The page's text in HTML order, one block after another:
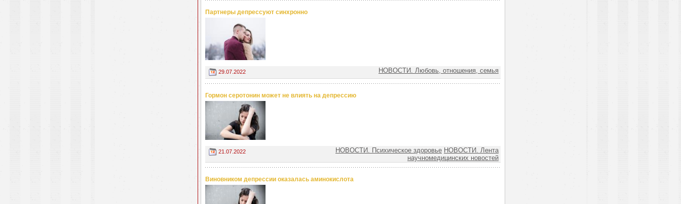
Партнеры депрессуют синхронно
29.07.2022 НОВОСТИ. Любовь, отношения, семья
Гормон серотонин может не влиять на депрессию
21.07.2022 НОВОСТИ. Психическое здоровье НОВОСТИ. Лента
научномедицинских новостей
Виновником депрессии оказалась аминокислота